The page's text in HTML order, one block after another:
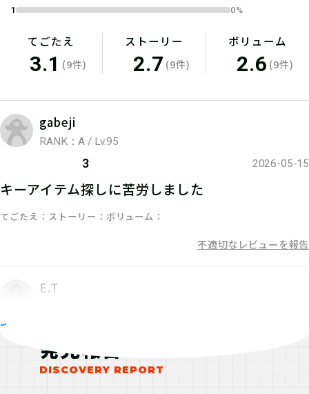
スで問題数が異なりますが、問題は共
通となります。
05全て解けたら、クリア特典
をもらおう！
う！
1
0%
てごたえ
3.1 (9件)
ストーリー
2.7 (9件)
ボリューム
2.6 (9件)
gabeji
RANK：A / Lv.95
3 2026-05-15
キーアイテム探しに苦労しました
てごたえ ストーリー ボリューム
不適切なレビューを報告
E.T
謎解きよりもどこに品物が置いてあるのかを探す
方が時間がかかった。
すべて見る
発見報告